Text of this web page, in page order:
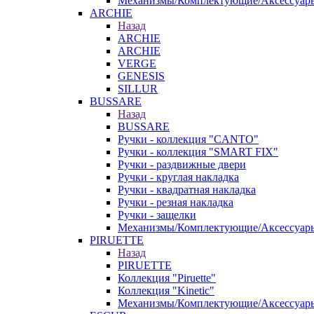
ARCHIE
Назад
ARCHIE
ARCHIE
VERGE
GENESIS
SILLUR
BUSSARE
Назад
BUSSARE
Ручки - коллекция "CANTO"
Ручки - коллекция "SMART FIX"
Ручки - раздвижные двери
Ручки - круглая накладка
Ручки - квадратная накладка
Ручки - резная накладка
Ручки - защелки
Механизмы/Комплектующие/
PIRUETTE
Назад
PIRUETTE
Коллекция "Piruette"
Коллекция "Kinetic"
Механизмы/Комплектующие/